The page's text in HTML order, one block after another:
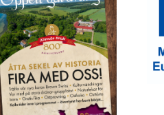
Stöd till utökat ostlager
samt robot för
osthantering